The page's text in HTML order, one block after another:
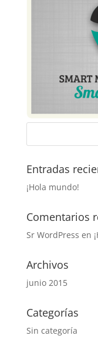
Entradas
¡Hola mundo!
Comentarios
Sr WordPress en
Archivos
junio 2015
Categorías
Sin categoría